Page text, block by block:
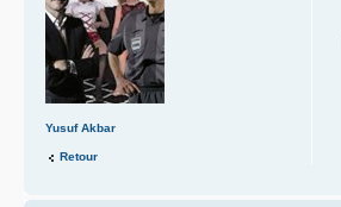
Yusuf Akbar
Retour